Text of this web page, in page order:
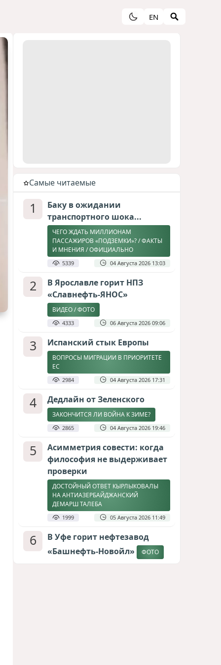
EN
Cамые читаемые
1
Баку в ожидании
транспортного шока...
ЧЕГО ЖДАТЬ МИЛЛИОНАМ
ПАССАЖИРОВ «ПОДЗЕМКИ»? / ФАКТЫ
И МНЕНИЯ / ОФИЦИАЛЬНО
5339 04 Августа 2026 13:03
2
В Ярославле горит НПЗ
«Славнефть-ЯНОС»
ВИДЕО / ФОТО
4333 06 Августа 2026 09:06
3 Испанский стык Европы
ВОПРОСЫ МИГРАЦИИ В ПРИОРИТЕТЕ
ЕС
2984 04 Августа 2026 17:31
4 Дедлайн от Зеленского
ЗАКОНЧИТСЯ ЛИ ВОЙНА К ЗИМЕ?
2865 04 Августа 2026 19:46
5
Асимметрия совести: когда
философия не выдерживает
проверки
ДОСТОЙНЫЙ ОТВЕТ КЫРЛЫКОВАЛЫ
НА АНТИАЗЕРБАЙДЖАНСКИЙ
ДЕМАРШ ТАЛЕБА
1999 05 Августа 2026 11:49
6
В Уфе горит нефтезавод
«Башнефть-Новойл»
ФОТО